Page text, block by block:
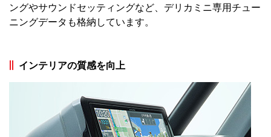
ングやサウンドセッティングなど、デリカミニ専用チュー
ニングデータも格納しています。
インテリアの質感を向上